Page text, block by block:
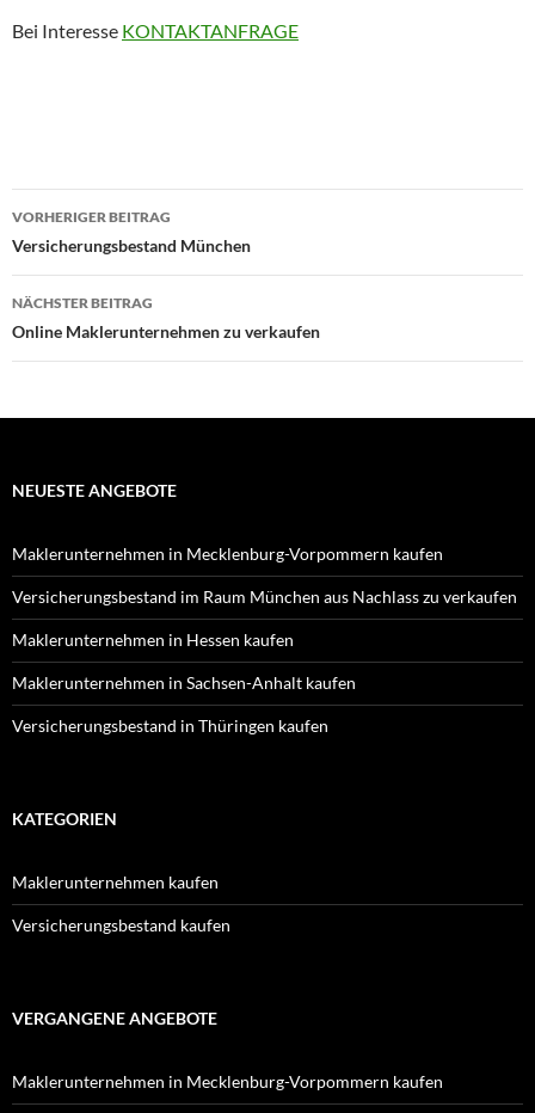
Bei Interesse KONTAKTANFRAGE
Beitragsnavigation
VORHERIGER BEITRAG
Versicherungsbestand München
NÄCHSTER BEITRAG
Online Maklerunternehmen zu verkaufen
NEUESTE ANGEBOTE
Maklerunternehmen in Mecklenburg-Vorpommern kaufen
Versicherungsbestand im Raum München aus Nachlass zu verkaufen
Maklerunternehmen in Hessen kaufen
Maklerunternehmen in Sachsen-Anhalt kaufen
Versicherungsbestand in Thüringen kaufen
KATEGORIEN
Maklerunternehmen kaufen
Versicherungsbestand kaufen
VERGANGENE ANGEBOTE
Maklerunternehmen in Mecklenburg-Vorpommern kaufen